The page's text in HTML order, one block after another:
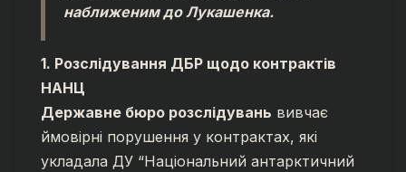
наближеним до Лукашенка.
1. Розслідування ДБР щодо контрактів
НАНЦ
Державне бюро розслідувань вивчає
ймовірні порушення у контрактах, які
укладала ДУ “Національний антарктичний